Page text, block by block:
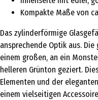
Kompakte Maße von
Das zylinderförmige
ansprechende Optik aus.
einem großen, an ein
helleren Grünton geziert.
Elementen und der
einem vielseitigen